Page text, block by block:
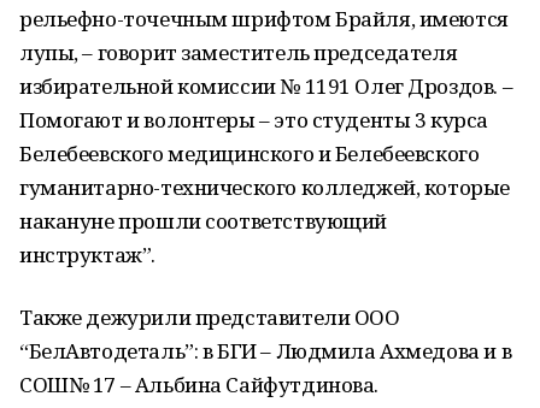
рельефно-точечным шрифтом Брайля, имеются
лупы, – говорит заместитель председателя
избирательной комиссии № 1191 Олег Дроздов. –
Помогают и волонтеры – это студенты 3 курса
Белебеевского медицинского и Белебеевского
гуманитарно-технического колледжей, которые
накануне прошли соответствующий
инструктаж”.
Также дежурили представители ООО
“БелАвтодеталь”: в БГИ – Людмила Ахмедова и в
СОШ№ 17 – Альбина Сайфутдинова.